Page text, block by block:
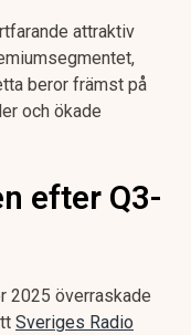
attraktiv
beror främst på
och ökade
efter Q3-
2025 överraskade
Sveriges Radio